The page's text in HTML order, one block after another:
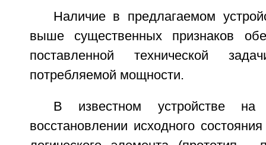
Наличие в предлагаемом
выше существенных признаков
поставленной технической
потребляемой мощности.
В известном устройстве
восстановлении исходного